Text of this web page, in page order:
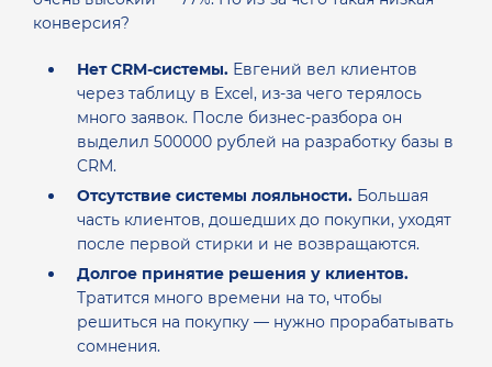
конверсия?
Нет CRM-системы. Евгений вел клиентов
через таблицу в Excel, из-за чего терялось
много заявок. После бизнес-разбора он
выделил 500000 рублей на разработку базы в
CRM.
Отсутствие системы лояльности. Большая
часть клиентов, дошедших до покупки, уходят
после первой стирки и не возвращаются.
Долгое принятие решения у клиентов.
Тратится много времени на то, чтобы
решиться на покупку — нужно прорабатывать
сомнения.